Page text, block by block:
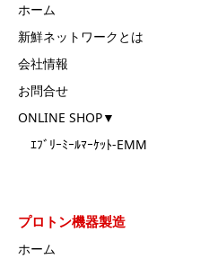
ホーム
新鮮ネットワークとは
会社情報
お問合せ
ONLINE SHOP▼
ｴﾌﾞﾘｰﾐｰﾙﾏｰｹｯﾄ-EMM
プロトン機器製造
ホーム